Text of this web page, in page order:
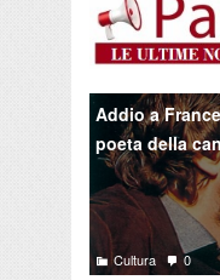
Addio a
poeta della
Cultura 0